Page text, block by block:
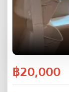
฿20,000